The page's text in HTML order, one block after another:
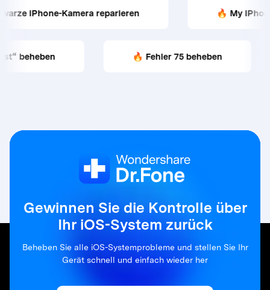
Kamera reparieren 🔥 My iPhone Echo-
fest“ beheben 🔥 Fehler 75 beheben
Gewinnen Sie die Kontrolle über
Ihr iOS-System zurück
Beheben Sie alle iOS-Systemprobleme und stellen Sie Ihr
Gerät schnell und einfach wieder her